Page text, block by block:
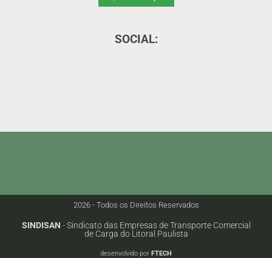
SOCIAL:
2026 - Todos os Direitos Reservados
SINDISAN - Sindicato das Empresas de Transporte Comercial
de Carga do Litoral Paulista
desenvolvido por FTECH